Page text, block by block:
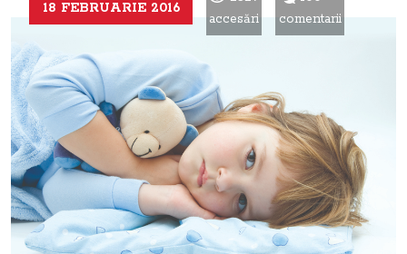
18 FEBRUARIE 2016
accesări
comentarii